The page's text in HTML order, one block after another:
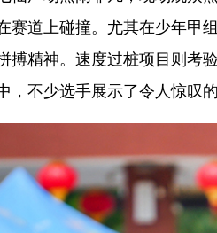
赛道上碰撞。尤其在少年甲
搏精神。速度过桩项目则考
，不少选手展示了令人惊叹